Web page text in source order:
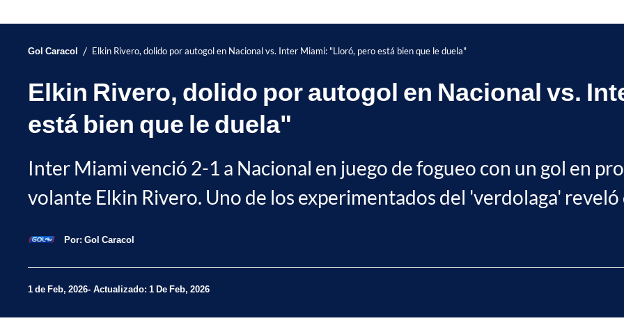
Gol Caracol / Elkin Rivero, dolido por autogol en Nacional vs. Inter Miami: "Lloró, pero está bien que le duela"
Elkin Rivero, dolido por autogol en Nacional vs.
está bien que le duela"
Inter Miami venció 2-1 a Nacional en juego de fogueo con un gol en
volante Elkin Rivero. Uno de los experimentados del 'verdolaga' reveló
Por: Gol Caracol
1 de Feb, 2026 Actualizado: 1 De Feb, 2026